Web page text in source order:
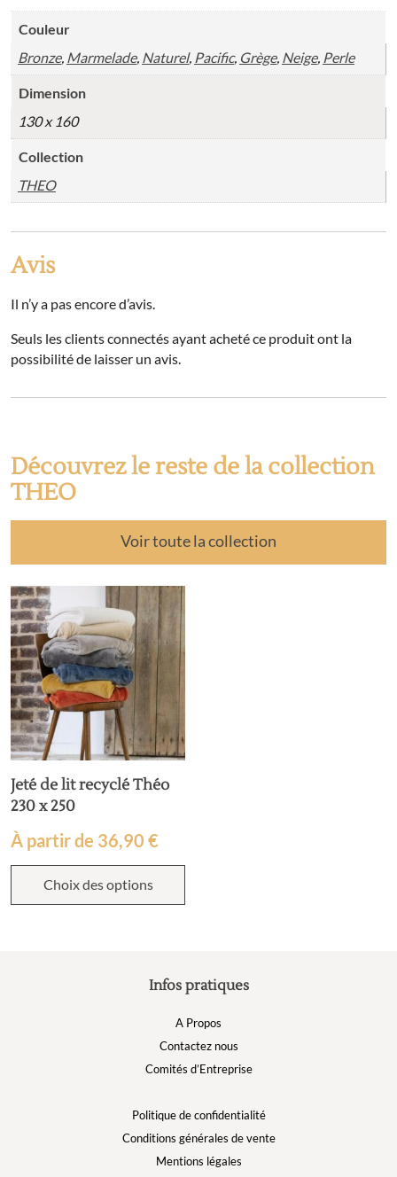
Couleur
Bronze, Marmelade, Naturel, Pacific, Grège, Neige, Perle
Dimension
130 x 160
Collection
THEO
Avis
Il n’y a pas encore d’avis.
Seuls les clients connectés ayant acheté ce produit ont la
possibilité de laisser un avis.
Découvrez le reste de la collection
THEO
Voir toute la collection
Jeté de lit recyclé Théo
230 x 250
À partir de 36,90 €
Choix des options
Infos pratiques
A Propos
Contactez nous
Comités d’Entreprise
Politique de confidentialité
Conditions générales de vente
Mentions légales